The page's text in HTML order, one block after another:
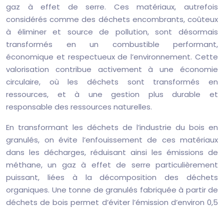
gaz à effet de serre. Ces matériaux, autrefois
considérés comme des déchets encombrants, coûteux
à éliminer et source de pollution, sont désormais
transformés en un combustible performant,
économique et respectueux de l’environnement. Cette
valorisation contribue activement à une économie
circulaire, où les déchets sont transformés en
ressources, et à une gestion plus durable et
responsable des ressources naturelles.
En transformant les déchets de l’industrie du bois en
granulés, on évite l’enfouissement de ces matériaux
dans les décharges, réduisant ainsi les émissions de
méthane, un gaz à effet de serre particulièrement
puissant, liées à la décomposition des déchets
organiques. Une tonne de granulés fabriquée à partir de
déchets de bois permet d’éviter l’émission d’environ 0,5